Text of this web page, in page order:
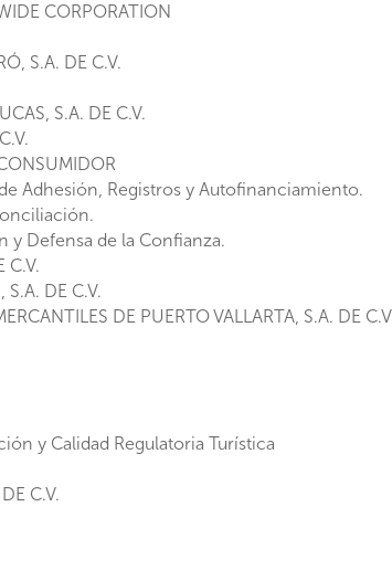
CORPORATION
S.A. DE C.V.
S.A. DE C.V.
Adhesión, Registros y Autofinanciamiento.
Defensa de la Confianza.
C.V.
DE C.V.
DE PUERTO VALLARTA, S.A. DE
y Calidad Regulatoria Turística
C.V.